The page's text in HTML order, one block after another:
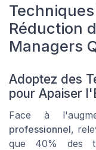
Réduction
Managers
Adoptez des
pour Apaiser
Face à
professionnel,
que 40% des